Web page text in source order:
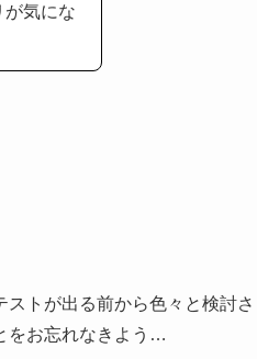
が気にな
トが出る前から色々と検討さ
をお忘れなきよう…